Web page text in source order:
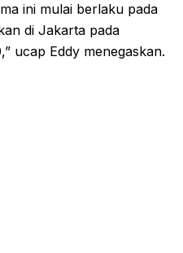
ini mulai berlaku pada
di Jakarta pada
ucap Eddy menegaskan.